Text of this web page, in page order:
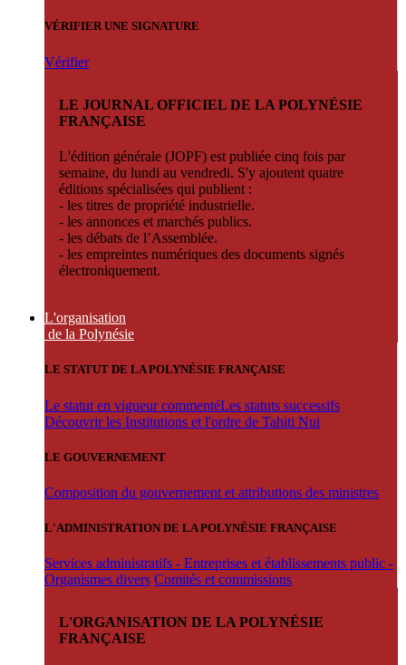
VÉRIFIER UNE SIGNATURE
Vérifier
LE JOURNAL OFFICIEL DE LA POLYNÉSIE
FRANÇAISE
L'édition générale (JOPF) est publiée cinq fois par
semaine, du lundi au vendredi. S'y ajoutent quatre
éditions spécialisées qui publient :
- les titres de propriété industrielle.
- les annonces et marchés publics.
- les débats de l’Assemblée.
- les empreintes numériques des documents signés
électroniquement.
L'organisation
de la Polynésie
LE STATUT DE LA POLYNÉSIE FRANÇAISE
Le statut en vigueur commentéLes statuts successifs
Découvrir les Institutions et l'ordre de Tahiti Nui
LE GOUVERNEMENT
Composition du gouvernement et attributions des ministres
L'ADMINISTRATION DE LA POLYNÉSIE FRANÇAISE
Services administratifs - Entreprises et établissements public -
Organismes divers Comités et commissions
L'ORGANISATION DE LA POLYNÉSIE
FRANÇAISE